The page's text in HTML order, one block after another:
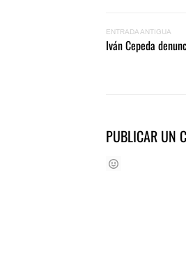
ENTRADA ANTIGUA
Iván Cepeda
PUBLICAR UN